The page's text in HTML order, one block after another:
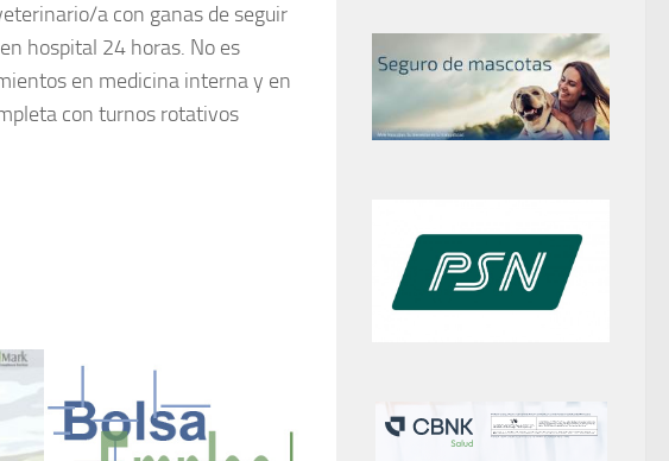
a con ganas de seguir
hospital 24 horas. No es
en medicina interna y en
con turnos rotativos